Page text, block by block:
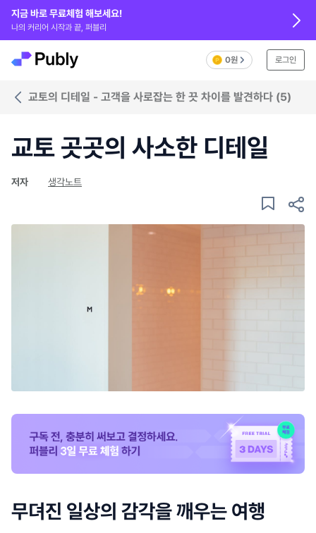
지금 바로 무료체험 해보세요!
나의 커리어 시작과 끝, 퍼블리
0원 로그인
교토의 디테일 - 고객을 사로잡는 한 끗 차이를 발견하다 (5)
교토 곳곳의 사소한 디테일
저자 생각노트
무뎌진 일상의 감각을 깨우는 여행